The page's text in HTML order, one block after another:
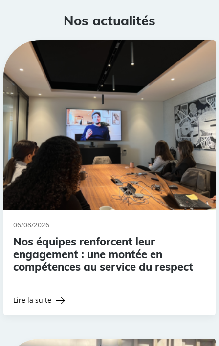
Nos actualités
06/08/2026
Nos équipes renforcent leur
engagement : une montée en
compétences au service du respect
Lire la suite